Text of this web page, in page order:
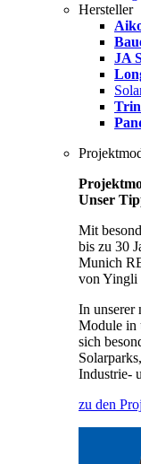
Hersteller
JA
Unser
Mit
bis zu 30
Munich
von Yingli
In unserer
Module in
sich
Industrie-
zu den